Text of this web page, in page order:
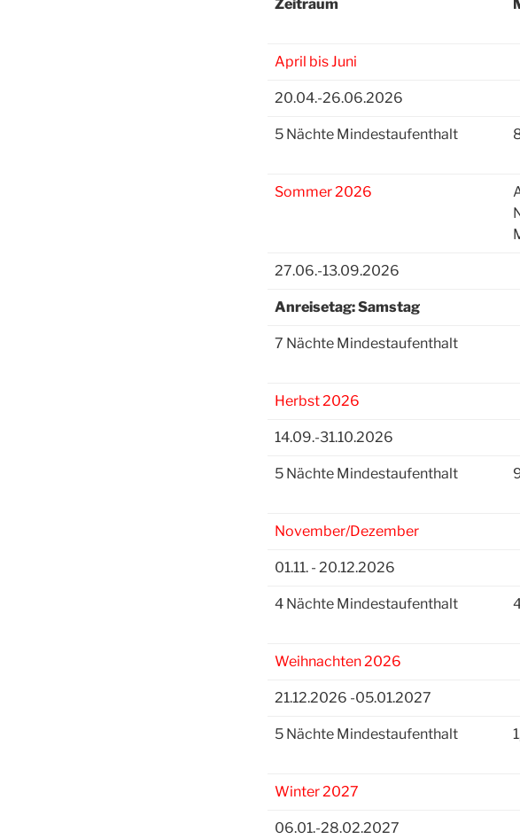
Zeitraum
April bis Juni
20.04.-26.06.2026
5 Nächte Mindestaufenthalt
Sommer 2026
27.06.-13.09.2026
Anreisetag: Samstag
7 Nächte Mindestaufenthalt
Herbst 2026
14.09.-31.10.2026
5 Nächte Mindestaufenthalt
November/Dezember
01.11. - 20.12.2026
4 Nächte Mindestaufenthalt
Weihnachten 2026
21.12.2026 -05.01.2027
5 Nächte Mindestaufenthalt
Winter 2027
06.01.-28.02.2027